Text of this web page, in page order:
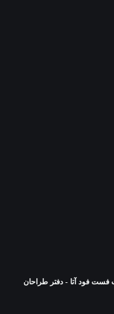
فست فود آتا - دفتر طراحان